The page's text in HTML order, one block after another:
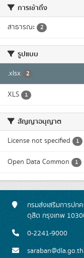
การเข้าถึง
สาธารณะ 2
รูปแบบ
.xlsx 2
XLS 1
สัญญาอนุญาต
License not specified 1
Open Data Common 1
กรมส่งเสริมการปก
ดุสิต กรุงเทพ
0-2241-9000
saraban@dla.go.th